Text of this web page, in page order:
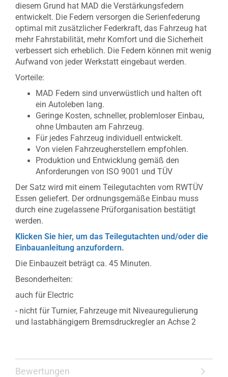
diesem Grund hat MAD die Verstärkungsfedern
entwickelt. Die Federn versorgen die Serienfederung
optimal mit zusätzlicher Federkraft, das Fahrzeug hat
mehr Fahrstabilität, mehr Komfort und die Sicherheit
verbessert sich erheblich. Die Federn können mit wenig
Aufwand von jeder Werkstatt eingebaut werden.
Vorteile:
MAD Federn sind unverwüstlich und halten oft
ein Autoleben lang.
Geringe Kosten, schneller, problemloser Einbau,
ohne Umbauten am Fahrzeug.
Für jedes Fahrzeug individuell entwickelt.
Von vielen Fahrzeugherstellern empfohlen.
Produktion und Entwicklung gemäß den
Anforderungen von ISO 9001 und TÜV
Der Satz wird mit einem Teilegutachten vom RWTÜV
Essen geliefert. Der ordnungsgemäße Einbau muss
durch eine zugelassene Prüforganisation bestätigt
werden.
Klicken Sie hier, um das Teilegutachten und/oder die
Einbauanleitung anzufordern.
Die Einbauzeit beträgt ca. 45 Minuten.
Besonderheiten:
auch für Electric
- nicht für Turnier, Fahrzeuge mit Niveauregulierung
und lastabhängigem Bremsdruckregler an Achse 2
Bewertungen